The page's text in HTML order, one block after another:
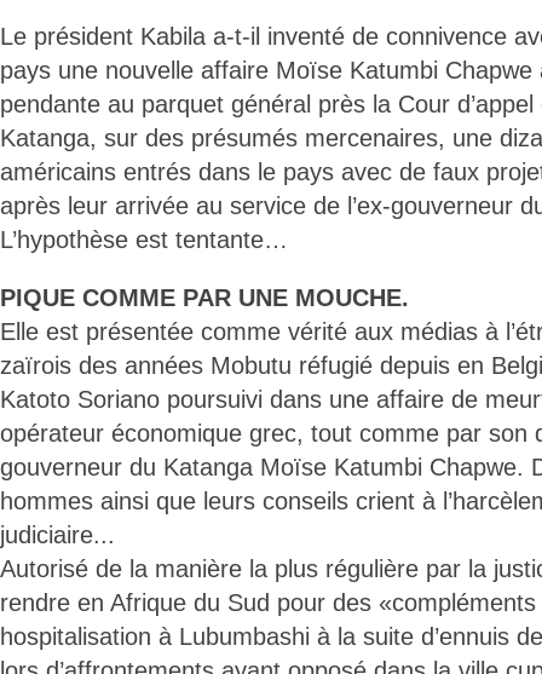
Le président Kabila a-t-il inventé de connivence
pays une nouvelle affaire Moïse Katumbi
pendante au parquet général près la Cour
Katanga, sur des présumés mercenaires, une
américains entrés dans le pays avec de faux
après leur arrivée au service de l’ex-gouverneur
L’hypothèse est tentante…
PIQUE COMME PAR UNE MOUCHE.
Elle est présentée comme vérité aux médias à
zaïrois des années Mobutu réfugié depuis en
Katoto Soriano poursuivi dans une affaire de
opérateur économique grec, tout comme par son
gouverneur du Katanga Moïse Katumbi Chapwe.
hommes ainsi que leurs conseils crient à
judiciaire...
Autorisé de la manière la plus régulière par la
rendre en Afrique du Sud pour des
hospitalisation à Lubumbashi à la suite d’ennuis